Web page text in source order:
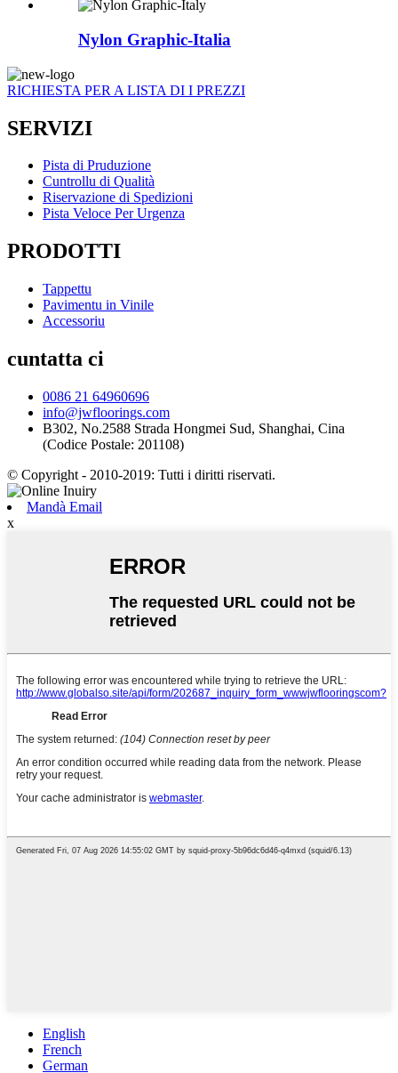
Nylon Graphic-Italia
RICHIESTA PER A LISTA DI I PREZZI
SERVIZI
Pista di Pruduzione
Cuntrollu di Qualità
Riservazione di Spedizioni
Pista Veloce Per Urgenza
PRODOTTI
Tappettu
Pavimentu in Vinile
Accessoriu
cuntatta ci
0086 21 64960696
info@jwfloorings.com
B302, No.2588 Strada Hongmei Sud, Shanghai, Cina
(Codice Postale: 201108)
© Copyright - 2010-2019: Tutti i diritti riservati.
Mandà Email
x
English
French
German